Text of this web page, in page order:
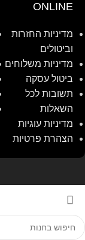
ONLINE
מדיניות החזרות
וביטולים
מדיניות משלוחים
ביטול עסקה
תשובות לכל
השאלות
מדיניות עוגיות
הצהרת פרטיות